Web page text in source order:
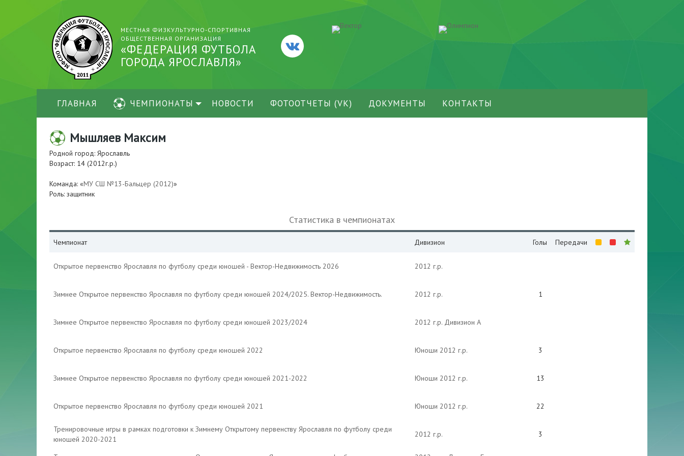
МЕСТНАЯ ФИЗКУЛЬТУРНО-СПОРТИВНАЯ
ОБЩЕСТВЕННАЯ ОРГАНИЗАЦИЯ
«ФЕДЕРАЦИЯ ФУТБОЛА
ГОРОДА ЯРОСЛАВЛЯ»
ГЛАВНАЯ ЧЕМПИОНАТЫ НОВОСТИ ФОТООТЧЕТЫ (VK) ДОКУМЕНТЫ КОНТАКТЫ
Мышляев Максим
Родной город: Ярославль
Возраст: 14 (2012г.р.)
Команда: «МУ СШ №13-Бальцер (2012)»
Роль: защитник
Статистика в чемпионатах
Чемпионат Дивизион Голы Передачи
Открытое первенство Ярославля по футболу среди юношей - Вектор-Недвижимость 2026 2012 г.р.
Зимнее Открытое первенство Ярославля по футболу среди юношей 2024/2025. Вектор-Недвижимость. 2012 г.р. 1
Зимнее Открытое первенство Ярославля по футболу среди юношей 2023/2024 2012 г.р. Дивизион А
Открытое первенство Ярославля по футболу среди юношей 2022 Юноши 2012 г.р. 3
Зимнее Открытое первенство Ярославля по футболу среди юношей 2021-2022 Юноши 2012 г.р. 13
Открытое первенство Ярославля по футболу среди юношей 2021 Юноши 2012 г.р. 22
Тренировочные игры в рамках подготовки к Зимнему Открытому первенству Ярославля по футболу среди
юношей 2020-2021
2012 г.р. 3